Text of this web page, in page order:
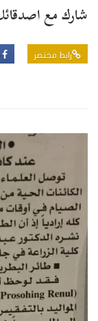
شارك مع
رابط مختصر